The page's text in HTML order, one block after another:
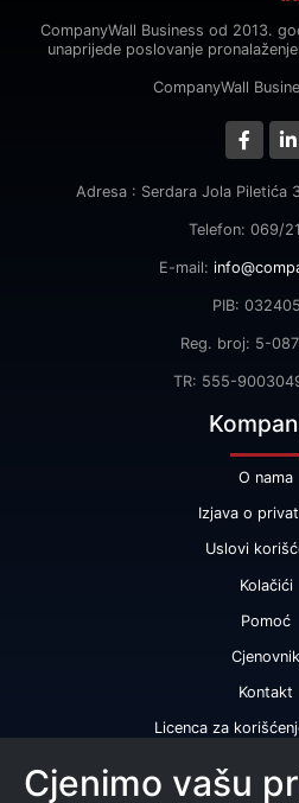
CompanyWall Business od 2013.
unaprijede poslovanje
CompanyWall
Adresa : Serdara Jola Piletića
Telefon: 069/
E-mail:
PIB:
Reg. broj: 5-
TR: 555-
O nama
Izjava o
Uslovi
Kolačići
Pomoć
Cjenovnik
Kontakt
Licenca za
Naše
Cjenimo vašu